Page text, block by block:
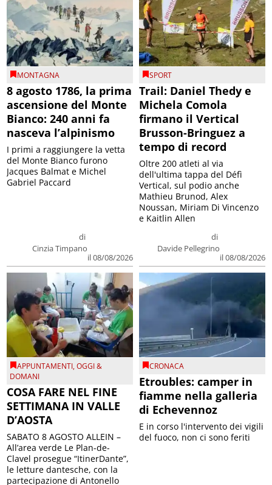
MONTAGNA
8 agosto 1786, la prima
ascensione del Monte
Bianco: 240 anni fa
nasceva l’alpinismo
di
Cinzia Timpano
il 08/08/2026
I primi a raggiungere la vetta
del Monte Bianco furono
Jacques Balmat e Michel
Gabriel Paccard
SPORT
Trail: Daniel Thedy e
Michela Comola
firmano il Vertical
Brusson-Bringuez a
tempo di record
di
Davide Pellegrino
il 08/08/2026
Oltre 200 atleti al via
dell'ultima tappa del Défì
Vertical, sul podio anche
Mathieu Brunod, Alex
Noussan, Miriam Di Vincenzo
e Kaitlin Allen
APPUNTAMENTI,OGGI &
DOMANI
COSA FARE NEL FINE
SETTIMANA IN VALLE
D’AOSTA
SABATO 8 AGOSTO ALLEIN –
All’area verde Le Plan-de-
Clavel prosegue “ItinerDante”,
le letture dantesche, con la
partecipazione di Antonello
CRONACA
Etroubles: camper in
fiamme nella galleria
di Echevennoz
E in corso l'intervento dei vigili
del fuoco, non ci sono feriti